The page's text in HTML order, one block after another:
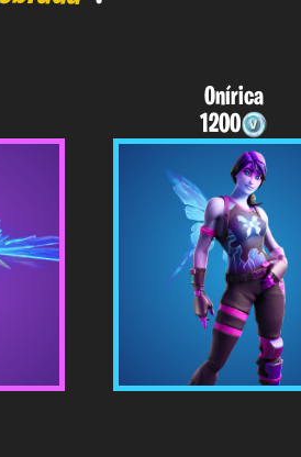
Onírica
1200